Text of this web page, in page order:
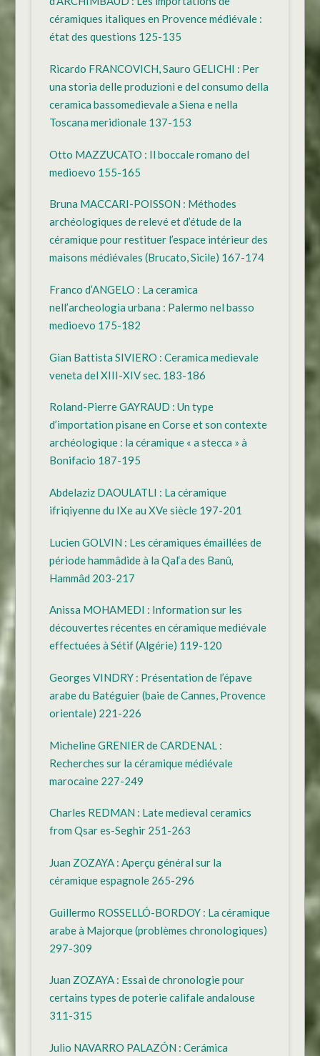
céramiques italiques en Provence médiévale :
état des questions 125-135
Ricardo FRANCOVICH, Sauro GELICHI : Per
una storia delle produzioni e del consumo della
ceramica bassomedievale a Siena e nella
Toscana meridionale 137-153
Otto MAZZUCATO : Il boccale romano del
medioevo 155-165
Bruna MACCARI-POISSON : Méthodes
archéologiques de relevé et d’étude de la
céramique pour restituer l’espace intérieur des
maisons médiévales (Brucato, Sicile) 167-174
Franco d’ANGELO : La ceramica
nell’archeologia urbana : Palermo nel basso
medioevo 175-182
Gian Battista SIVIERO : Ceramica medievale
veneta del XIII-XIV sec. 183-186
Roland-Pierre GAYRAUD : Un type
d’importation pisane en Corse et son contexte
archéologique : la céramique « a stecca » à
Bonifacio 187-195
Abdelaziz DAOULATLI : La céramique
ifriqiyenne du IXe au XVe siècle 197-201
Lucien GOLVIN : Les céramiques émaillées de
période hammâdide à la Qal‘a des Banû‚
Hammâd 203-217
Anissa MOHAMEDI : Information sur les
découvertes récentes en céramique mediévale
effectuées à Sétif (Algérie) 119-120
Georges VINDRY : Présentation de l’épave
arabe du Batéguier (baie de Cannes, Provence
orientale) 221-226
Micheline GRENIER de CARDENAL :
Recherches sur la céramique médiévale
marocaine 227-249
Charles REDMAN : Late medieval ceramics
from Qsar es-Seghir 251-263
Juan ZOZAYA : Aperçu général sur la
céramique espagnole 265-296
Guillermo ROSSELLÓ-BORDOY : La céramique
arabe à Majorque (problèmes chronologiques)
297-309
Juan ZOZAYA : Essai de chronologie pour
certains types de poterie califale andalouse
311-315
Julio NAVARRO PALAZÓN : Cerámica